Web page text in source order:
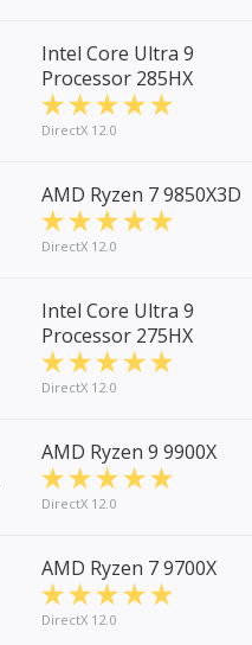
Intel Core Ultra 9
Processor 285HX
DirectX 12.0
AMD Ryzen 7 9850X3D
DirectX 12.0
Intel Core Ultra 9
Processor 275HX
DirectX 12.0
AMD Ryzen 9 9900X
DirectX 12.0
AMD Ryzen 7 9700X
DirectX 12.0